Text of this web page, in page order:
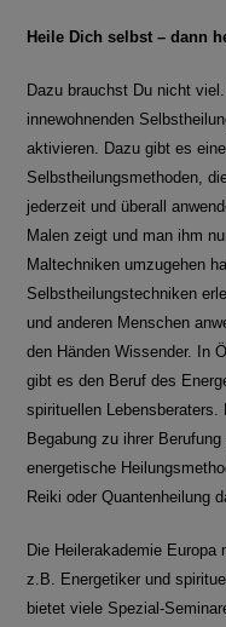
Heile Dich selbst – dann
Dazu brauchst Du nicht
innewohnenden
aktivieren. Dazu gibt es
Selbstheilungsmethoden,
jederzeit und überall
Malen zeigt und man ihm
Maltechniken umzugehen
Selbstheilungstechniken
und anderen Menschen
den Händen Wissender. In
gibt es den Beruf des
spirituellen Lebensberaters.
Begabung zu ihrer
energetische
Reiki oder Quantenheilung
Die Heilerakademie
z.B. Energetiker und
bietet viele Spezial-